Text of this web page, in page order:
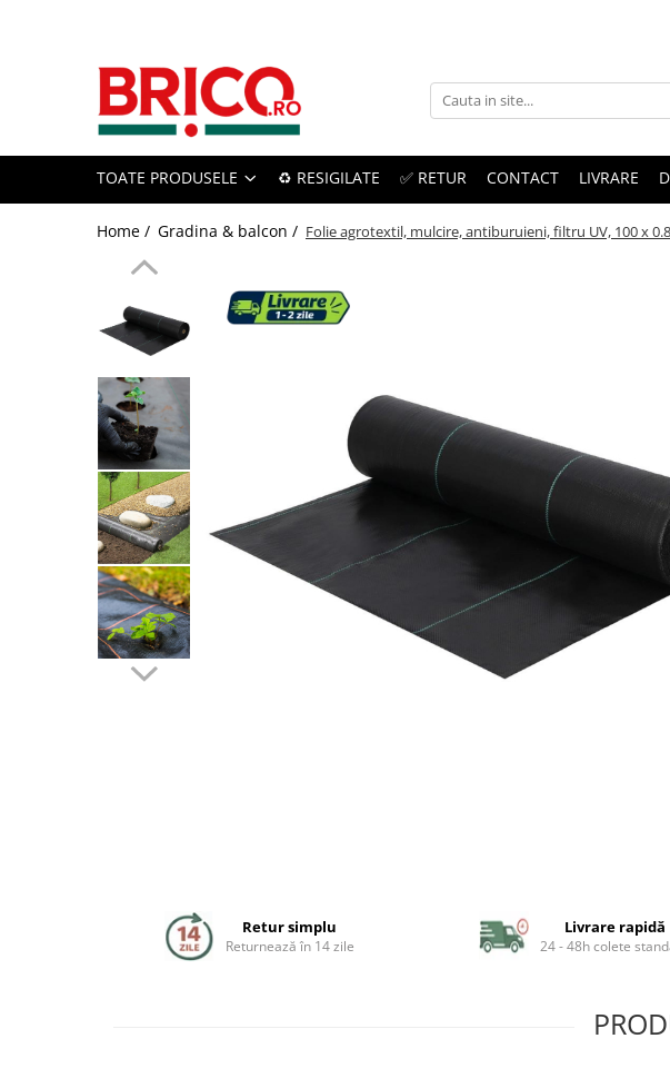
Toate Produsele
Baterii sanitare
Baterii chiuveta baie
Baterii cada si dus
Accesorii baterii
Sisteme de dus
Coloane de dus
Seturi de dus
Sisteme de dus incastrate
Brate si palarii dus
TOATE PRODUSELE ♻️ RESIGILATE ✅ RETUR CONTACT LIVRARE
Home / Gradina & balcon / Folie agrotextil, mulcire, antiburuieni, filtru UV, 100 x
Retur simplu
Returnează în 14 zile
Livrare rapidă
24 - 48h colete